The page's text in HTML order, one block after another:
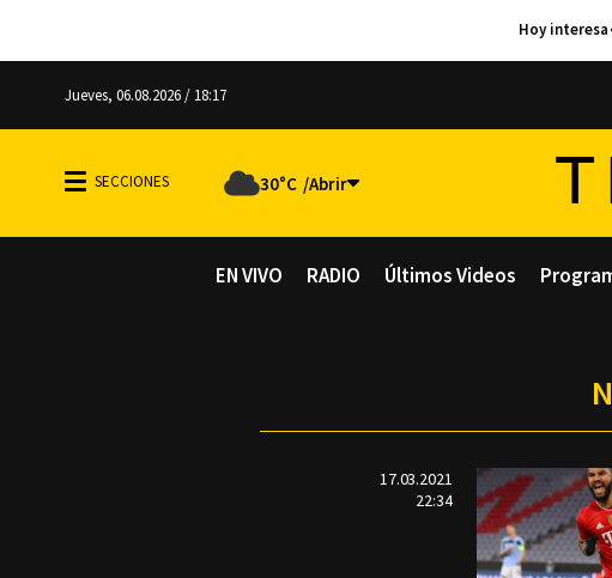
Jueves, 06.08.2026 / 18:17
30°C
EN VIVO RADIO Últimos Videos
17.03.2021
22:34